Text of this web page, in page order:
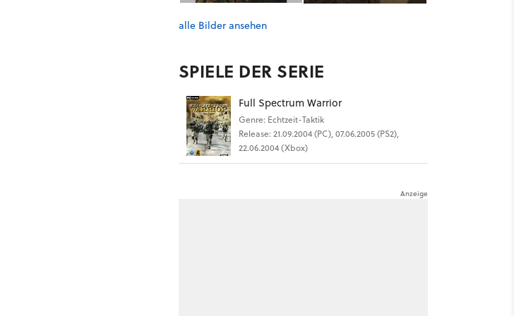
alle Bilder ansehen
SPIELE DER SERIE
Full Spectrum Warrior
Genre: Echtzeit-Taktik
Release: 21.09.2004 (PC), 07.06.2005 (PS2),
22.06.2004 (Xbox)